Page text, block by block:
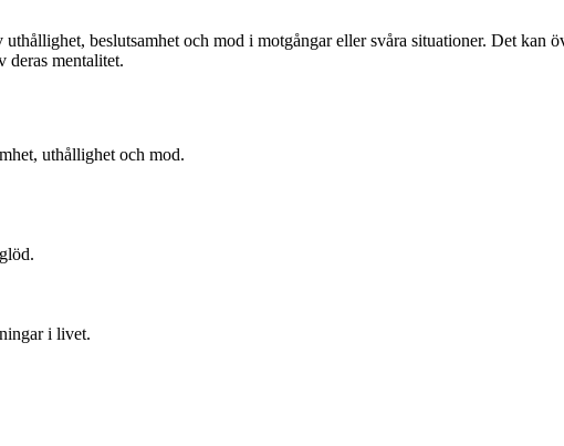
beslutsamhet och mod i motgångar eller svåra situationer. Det kan
deras mentalitet.
uthållighet och mod.
i livet.